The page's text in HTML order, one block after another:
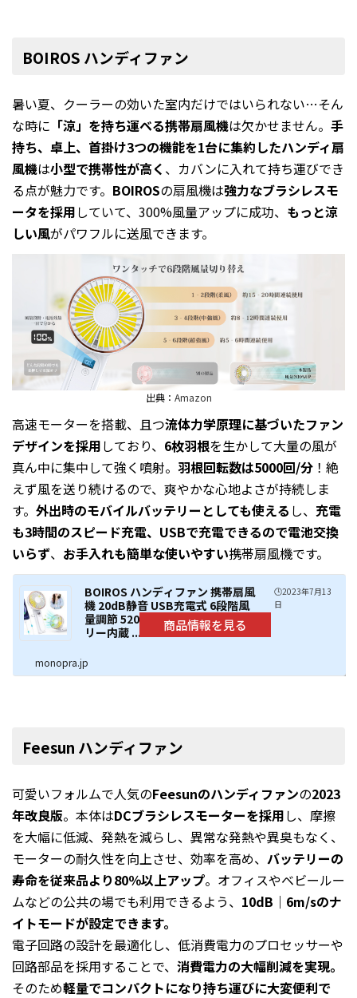
BOIROS ハンディファン
暑い夏、クーラーの効いた室内だけではいられない…そん
な時に 「涼」を持ち運ベる携帯扇風機は欠かせません。 手
持ち、卓上、首掛け3つの機能を1台に集約したハンディ扇
風機は小型で携帯性が高く 、カバンに入れて持ち運びでき
る点が魅力です。 BOIROSの扇風機は強力なブラシレスモ
ータを採用していて、300%風量アップに成功、 もっと涼
しい風がパワフルに送風できます。
出典： Amazon
高速モーターを搭載、且つ流体力学原理に基づいたファン
デザインを採用しており、 6枚羽根を生かして大量の風が
真ん中に集中して強く噴射。 羽根回転数は5000回/分 ！絶
えず風を送り続けるので、爽やかな心地よさが持続しま
す。 外出時のモバイルバッテリーとしても使える し、 充電
も3時間のスピード充電、USBで充電できるので電池交換
いらず、 お手入れも簡単な使いやすい携帯扇風機です。
BOIROS ハンディファン 携帯扇風
機 20dB静音 USB充電式 6段階風
量調節 5200mAhモバイルバッテ
リー内蔵 ...
🕒️2023年7月13
日
monopra.jp
Feesun ハンディファン
可愛いフォルムで人気のFeesunのハンディファンの2023
年改良版。本体はDCブラシレスモーターを採用し、摩擦
を大幅に低減、発熱を減らし、異常な発熱や異臭もなく、
モーターの耐久性を向上させ、効率を高め、 バッテリーの
寿命を従来品より80％以上アップ。オフィスやベビールー
ムなどの公共の場でも利用できるよう、 10dB｜6m/sのナ
イトモードが設定できます。
電子回路の設計を最適化し、低消費電力のプロセッサーや
回路部品を採用することで、 消費電力の大幅削減を実現。
そのため軽量でコンパクトになり持ち運びに大変便利で